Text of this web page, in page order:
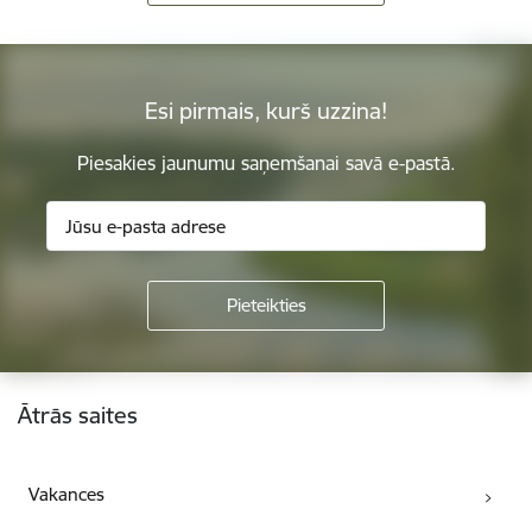
Esi pirmais, kurš uzzina!
Piesakies jaunumu saņemšanai savā e-pastā.
Kājene
Ātrās saites
Vakances